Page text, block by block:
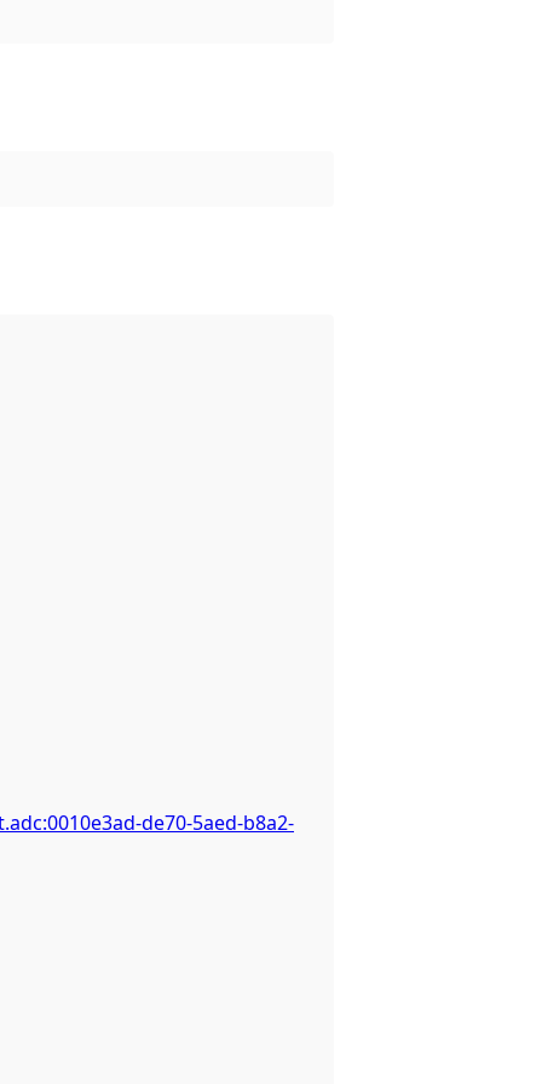
de70-5aed-b8a2-